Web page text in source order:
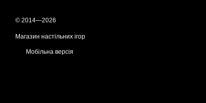
© 2014—2026
Магазин настільних ігор
Мобільна версія